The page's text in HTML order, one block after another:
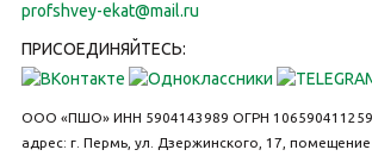
profshvey-ekat@mail.ru
ПРИСОЕДИНЯЙТЕСЬ:
ООО «ПШО» ИНН 5904143989 ОГРН
адрес: г. Пермь, ул. Дзержинского, 17, помещение